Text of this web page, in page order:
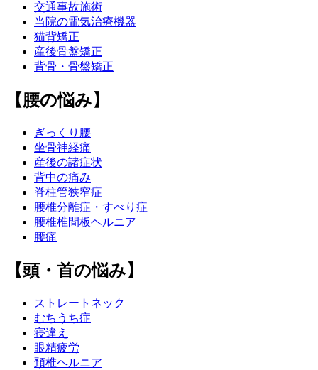
交通事故施術
当院の電気治療機器
猫背矯正
産後骨盤矯正
背骨・骨盤矯正
【腰の悩み】
ぎっくり腰
坐骨神経痛
産後の諸症状
背中の痛み
脊柱管狭窄症
腰椎分離症・すべり症
腰椎椎間板ヘルニア
腰痛
【頭・首の悩み】
ストレートネック
むちうち症
寝違え
眼精疲労
頚椎ヘルニア